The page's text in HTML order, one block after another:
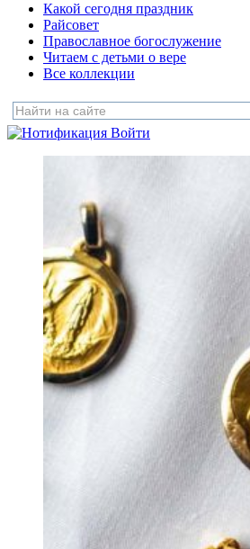
Какой сегодня праздник
Райсовет
Православное богослужение
Читаем с детьми о вере
Все коллекции
Войти